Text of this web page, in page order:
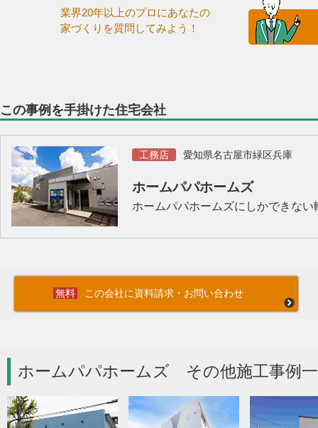
業界20年以上のプロにあなたの
家づくりを質問してみよう！
この事例を手掛けた住宅会社
工務店 愛知県名古屋市緑区兵庫
ホームパパホームズ
ホームパパホームズにしかできな
この会社に資料請求・お問い合わせ
ホームパパホームズ その他施工事例